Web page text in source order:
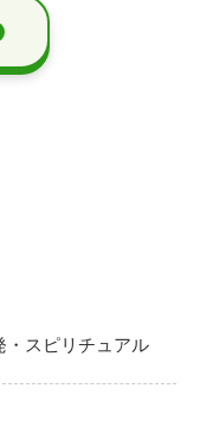
・スピリチュアル